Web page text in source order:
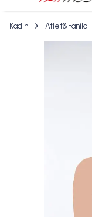
Kadın Atlet&Fanila